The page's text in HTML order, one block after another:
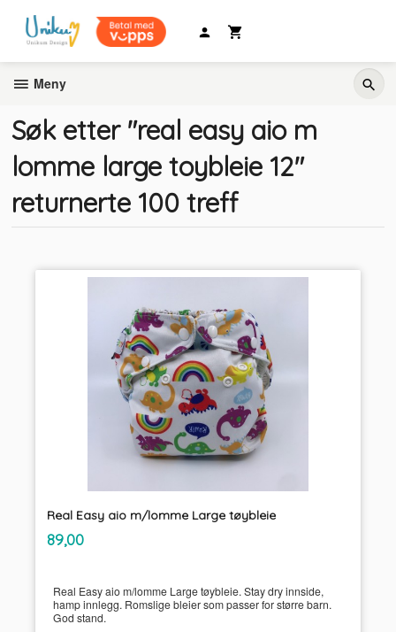
innholdet
Meny
Søk etter "real easy aio m
lomme large toybleie 12"
returnerte 100 treff
Real Easy aio m/lomme Large tøybleie
Pris
89,00mva.
Real Easy aio m/lomme Large tøybleie. Stay dry innside,
hamp innlegg. Romslige bleier som passer for større barn.
God stand.